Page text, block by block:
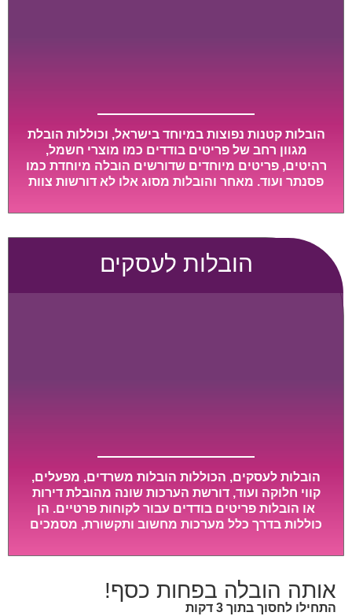
הובלות קטנות נפוצות במיוחד בישראל, וכוללות הובלת
מגוון רחב של פריטים בודדים כמו מוצרי חשמל,
רהיטים, פריטים מיוחדים שדורשים הובלה מיוחדת כמו
פסנתר ועוד. מאחר והובלות מסוג אלו לא דורשות צוות
ביותר, ובמחירים נוחים וגמישים.
הובלות לעסקים
הובלות לעסקים, הכוללות הובלות משרדים, מפעלים,
קווי חלוקה ועוד, דורשת הערכות שונה מהובלת דירות
או הובלות פריטים בודדים עבור לקוחות פרטיים. הן
כוללות בדרך כלל מערכות מחשוב ותקשורת, מסמכים
לב מיוחדת ואריזה קפדנית ומסודרת אשר תבטיח
אותה הובלה בפחות כסף!
התחילו לחסוך בתוך 3 דקות